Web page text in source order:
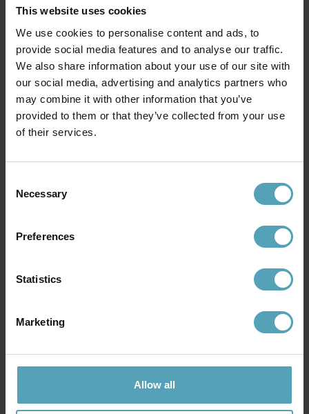
This website uses cookies
We use cookies to personalise content and ads, to
provide social media features and to analyse our traffic.
We also share information about your use of our site with
our social media, advertising and analytics partners who
may combine it with other information that you’ve
provided to them or that they’ve collected from your use
of their services.
Selection
Necessary
Preferences
Statistics
Marketing
Allow all
LUCIDE
4 247 kr 1 511 kr
LUCIDE LUCIDE